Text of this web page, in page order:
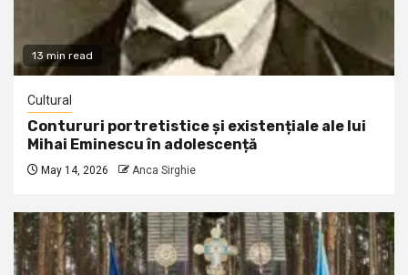
13 min read
Cultural
Contururi portretistice și existențiale ale lui
Mihai Eminescu în adolescență
May 14, 2026 Anca Sirghie